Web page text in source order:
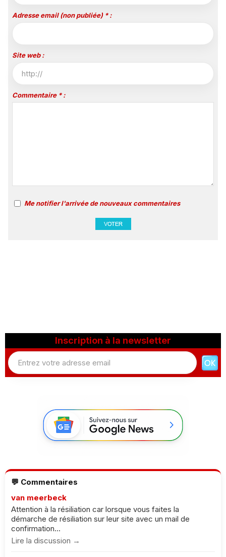
Adresse email (non publiée) * :
Site web :
Commentaire * :
Me notifier l'arrivée de nouveaux commentaires
Inscription à la newsletter
💬 Commentaires
van meerbeck
Attention à la résiliation car lorsque vous faites la
démarche de résiliation sur leur site avec un mail de
confirmation...
Lire la discussion →